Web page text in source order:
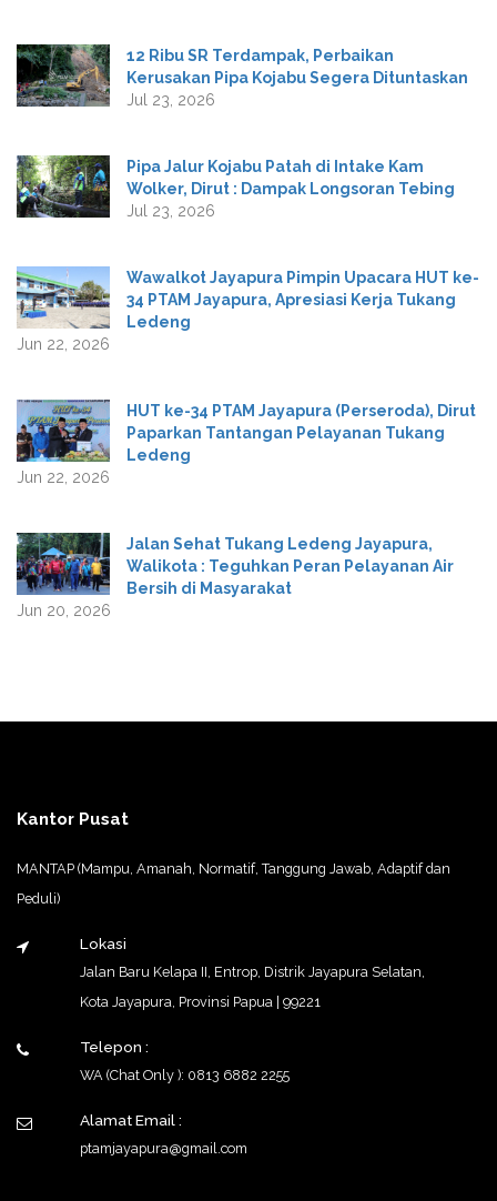
12 Ribu SR Terdampak, Perbaikan
Kerusakan Pipa Kojabu Segera Dituntaskan
Jul 23, 2026
Pipa Jalur Kojabu Patah di Intake Kam
Wolker, Dirut : Dampak Longsoran Tebing
Jul 23, 2026
Wawalkot Jayapura Pimpin Upacara HUT ke-
34 PTAM Jayapura, Apresiasi Kerja Tukang
Ledeng
Jun 22, 2026
HUT ke-34 PTAM Jayapura (Perseroda), Dirut
Paparkan Tantangan Pelayanan Tukang
Ledeng
Jun 22, 2026
Jalan Sehat Tukang Ledeng Jayapura,
Walikota : Teguhkan Peran Pelayanan Air
Bersih di Masyarakat
Jun 20, 2026
Kantor Pusat
MANTAP (Mampu, Amanah, Normatif, Tanggung Jawab, Adaptif dan
Peduli)
Lokasi
Jalan Baru Kelapa II, Entrop, Distrik Jayapura Selatan,
Kota Jayapura, Provinsi Papua | 99221
Telepon :
WA (Chat Only ): 0813 6882 2255
Alamat Email :
ptamjayapura@gmail.com